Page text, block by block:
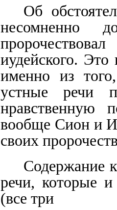
Об
несомненно
иудейского.
именно из
устные речи
нравственную
вообще Сион и
своих
Содержание
речи, которые
(все три